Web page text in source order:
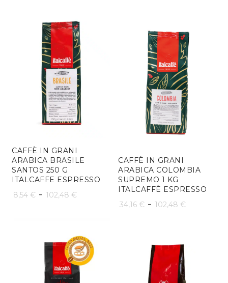
prezzo:
da
5,16 €
a
61,93 €
prezzo:
da
8,42 €
a
101,02 €
CAFFÈ IN GRANI
ARABICA BRASILE
SANTOS 250 G
ITALCAFFE ESPRESSO
8,54 € - 102,48 €
da
8,54 €
CAFFÈ IN GRANI
ARABICA COLOMBIA
SUPREMO 1 KG
ITALCAFFÈ ESPRESSO
34,16 € - 102,48 €
34,16 €